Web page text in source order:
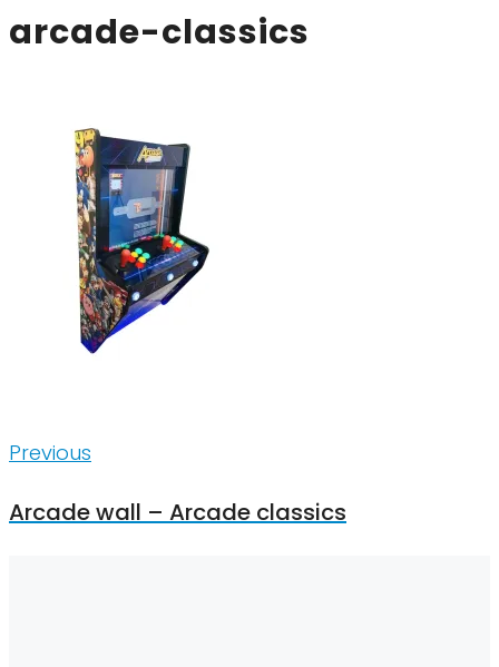
arcade-classics
Inläggsnavigering
Previous
Previous
Arcade wall – Arcade classics